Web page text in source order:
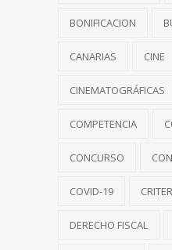
BONIFICACION
CANARIAS CINE
CINEMATOGRÁFICAS
COMPETENCIA
CONCURSO
COVID-19
DERECHO FISCAL